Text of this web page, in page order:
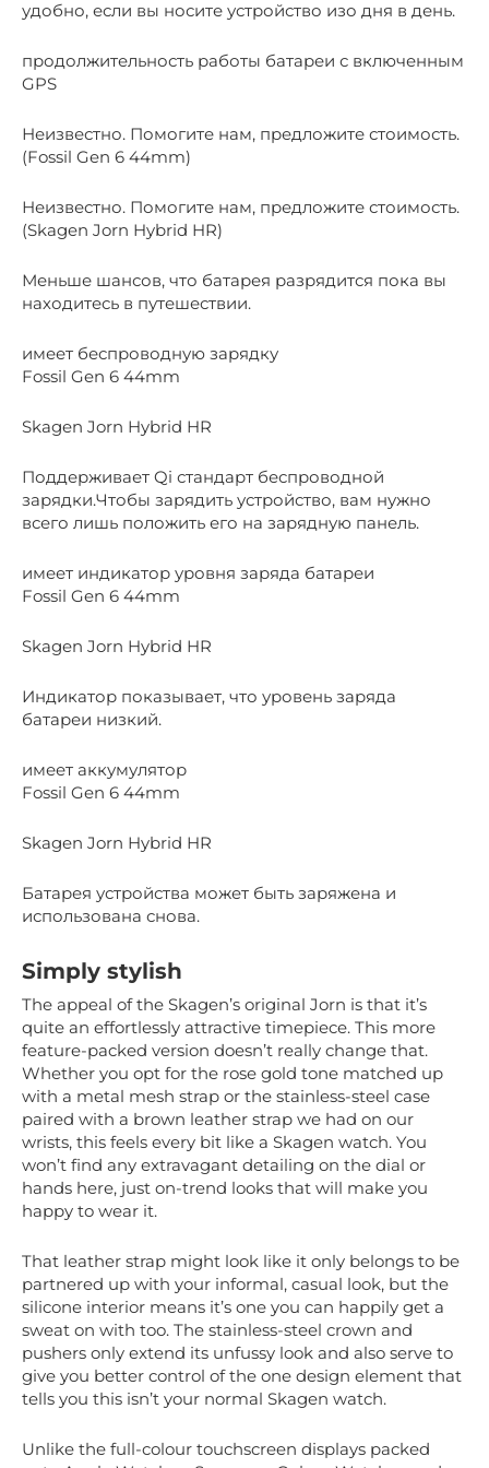
удобно, если вы носите устройство изо дня в день.
продолжительность работы батареи с включенным
GPS
Неизвестно. Помогите нам, предложите стоимость.
(Fossil Gen 6 44mm)
Неизвестно. Помогите нам, предложите стоимость.
(Skagen Jorn Hybrid HR)
Меньше шансов, что батарея разрядится пока вы
находитесь в путешествии.
имеет беспроводную зарядку
Fossil Gen 6 44mm
Skagen Jorn Hybrid HR
Поддерживает Qi стандарт беспроводной
зарядки.Чтобы зарядить устройство, вам нужно
всего лишь положить его на зарядную панель.
имеет индикатор уровня заряда батареи
Fossil Gen 6 44mm
Skagen Jorn Hybrid HR
Индикатор показывает, что уровень заряда
батареи низкий.
имеет аккумулятор
Fossil Gen 6 44mm
Skagen Jorn Hybrid HR
Батарея устройства может быть заряжена и
использована снова.
Simply stylish
The appeal of the Skagen’s original Jorn is that it’s
quite an effortlessly attractive timepiece. This more
feature-packed version doesn’t really change that.
Whether you opt for the rose gold tone matched up
with a metal mesh strap or the stainless-steel case
paired with a brown leather strap we had on our
wrists, this feels every bit like a Skagen watch. You
won’t find any extravagant detailing on the dial or
hands here, just on-trend looks that will make you
happy to wear it.
That leather strap might look like it only belongs to be
partnered up with your informal, casual look, but the
silicone interior means it’s one you can happily get a
sweat on with too. The stainless-steel crown and
pushers only extend its unfussy look and also serve to
give you better control of the one design element that
tells you this isn’t your normal Skagen watch.
Unlike the full-colour touchscreen displays packed